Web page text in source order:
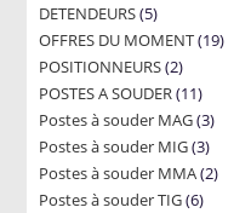
product
DETENDEURS 55
products
OFFRES DU MOMENT 1919
POSITIONNEURS 22
products
POSTES A SOUDER 1111
Postes à souder MAG 33
Postes à souder MIG 33
Postes à souder MMA 22
Postes à souder TIG 66